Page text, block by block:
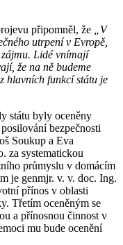
připomněl, že
„V
utrpení v Evropě,
zájmu. Lidé vnímají
že na ně budeme
hlavních funkcí státu je
státu byly oceněny
bezpečnosti
Soukup a Eva
za systematickou
průmyslu v domácím
je genmjr. v. v. doc. Ing.
přínos v oblasti
Třetím oceněným se
a přínosnou činnost v
mu bude ocenění